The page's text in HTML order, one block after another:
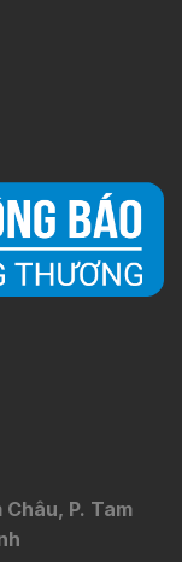
P. Tam